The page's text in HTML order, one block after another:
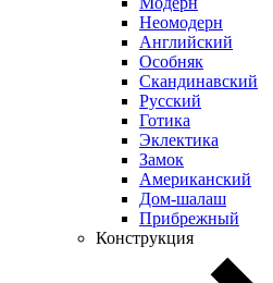
Неомодерн
Английский
Особняк
Скандинавский
Русский
Готика
Эклектика
Замок
Американский
Дом-шалаш
Прибрежный
Конструкция